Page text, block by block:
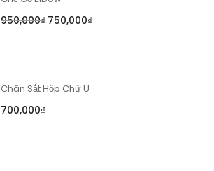
950,000₫ 750,000₫
Chân Sắt Hộp Chữ U
700,000₫